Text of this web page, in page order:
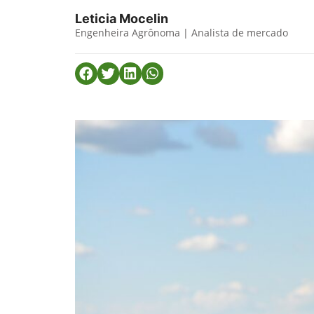
Leticia Mocelin
Engenheira Agrônoma | Analista de mercado